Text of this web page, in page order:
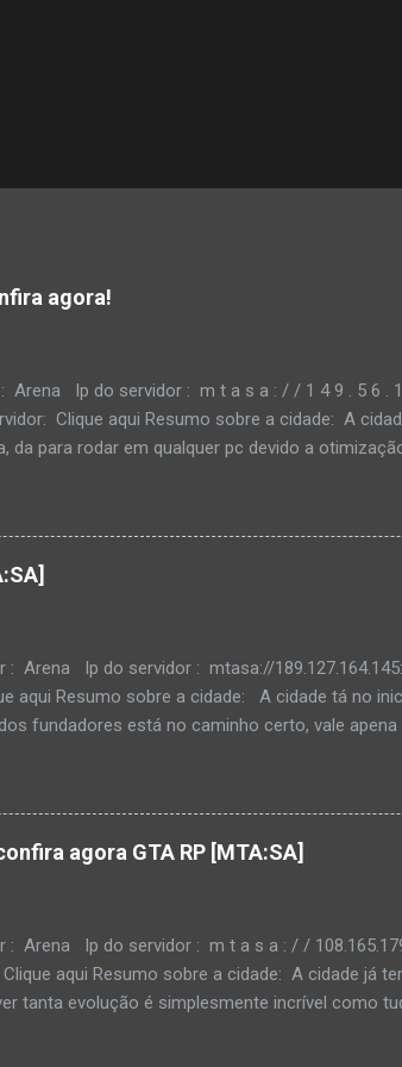
agora!
Ip do servidor : m t a s a : / / 1 4 9 . 5 6 .
Clique aqui Resumo sobre a cidade: A
da para rodar em qualquer pc devido a
ainda precisam ser corrigidos para o kush
mais dos programadores eleve a cidade para
com esses pequenos "bugs" a serem
Arena Ip do servidor : mtasa://
aqui Resumo sobre a cidade: A cidade tá no
fundadores está no caminho certo, vale apena
agora GTA RP [MTA:SA]
Arena Ip do servidor : m t a s a : / /
aqui Resumo sobre a cidade: A cidade já
tanta evolução é simplesmente incrível como